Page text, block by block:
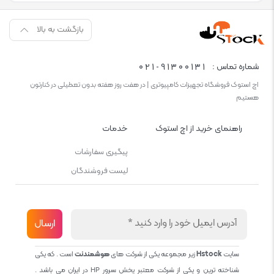
بازگشت به بالا
شماره تماس : 021-91300131
اچ استوک فروشگاه تجهیزات کامپیوتری | در هفت روز هفته بدون تعطیلی در کنارتون
هستیم
راهنمای خرید از اچ استوک خدمات
پیگیری سفارشات
لیست فروشندگان
سایتHstockزیر مجموعه یکی از شرکت هایهوشمندنتاست . که یکی
شناخته ترین و یکی از شرکت معتبر پخش سرور HP در ایران می باشد .